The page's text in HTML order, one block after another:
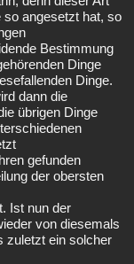
angesetzt hat, so
Bestimmung
Dinge
Dinge.
dann die
übrigen Dinge
gefunden
der obersten
Ist nun der
von diesemals
zuletzt ein solcher